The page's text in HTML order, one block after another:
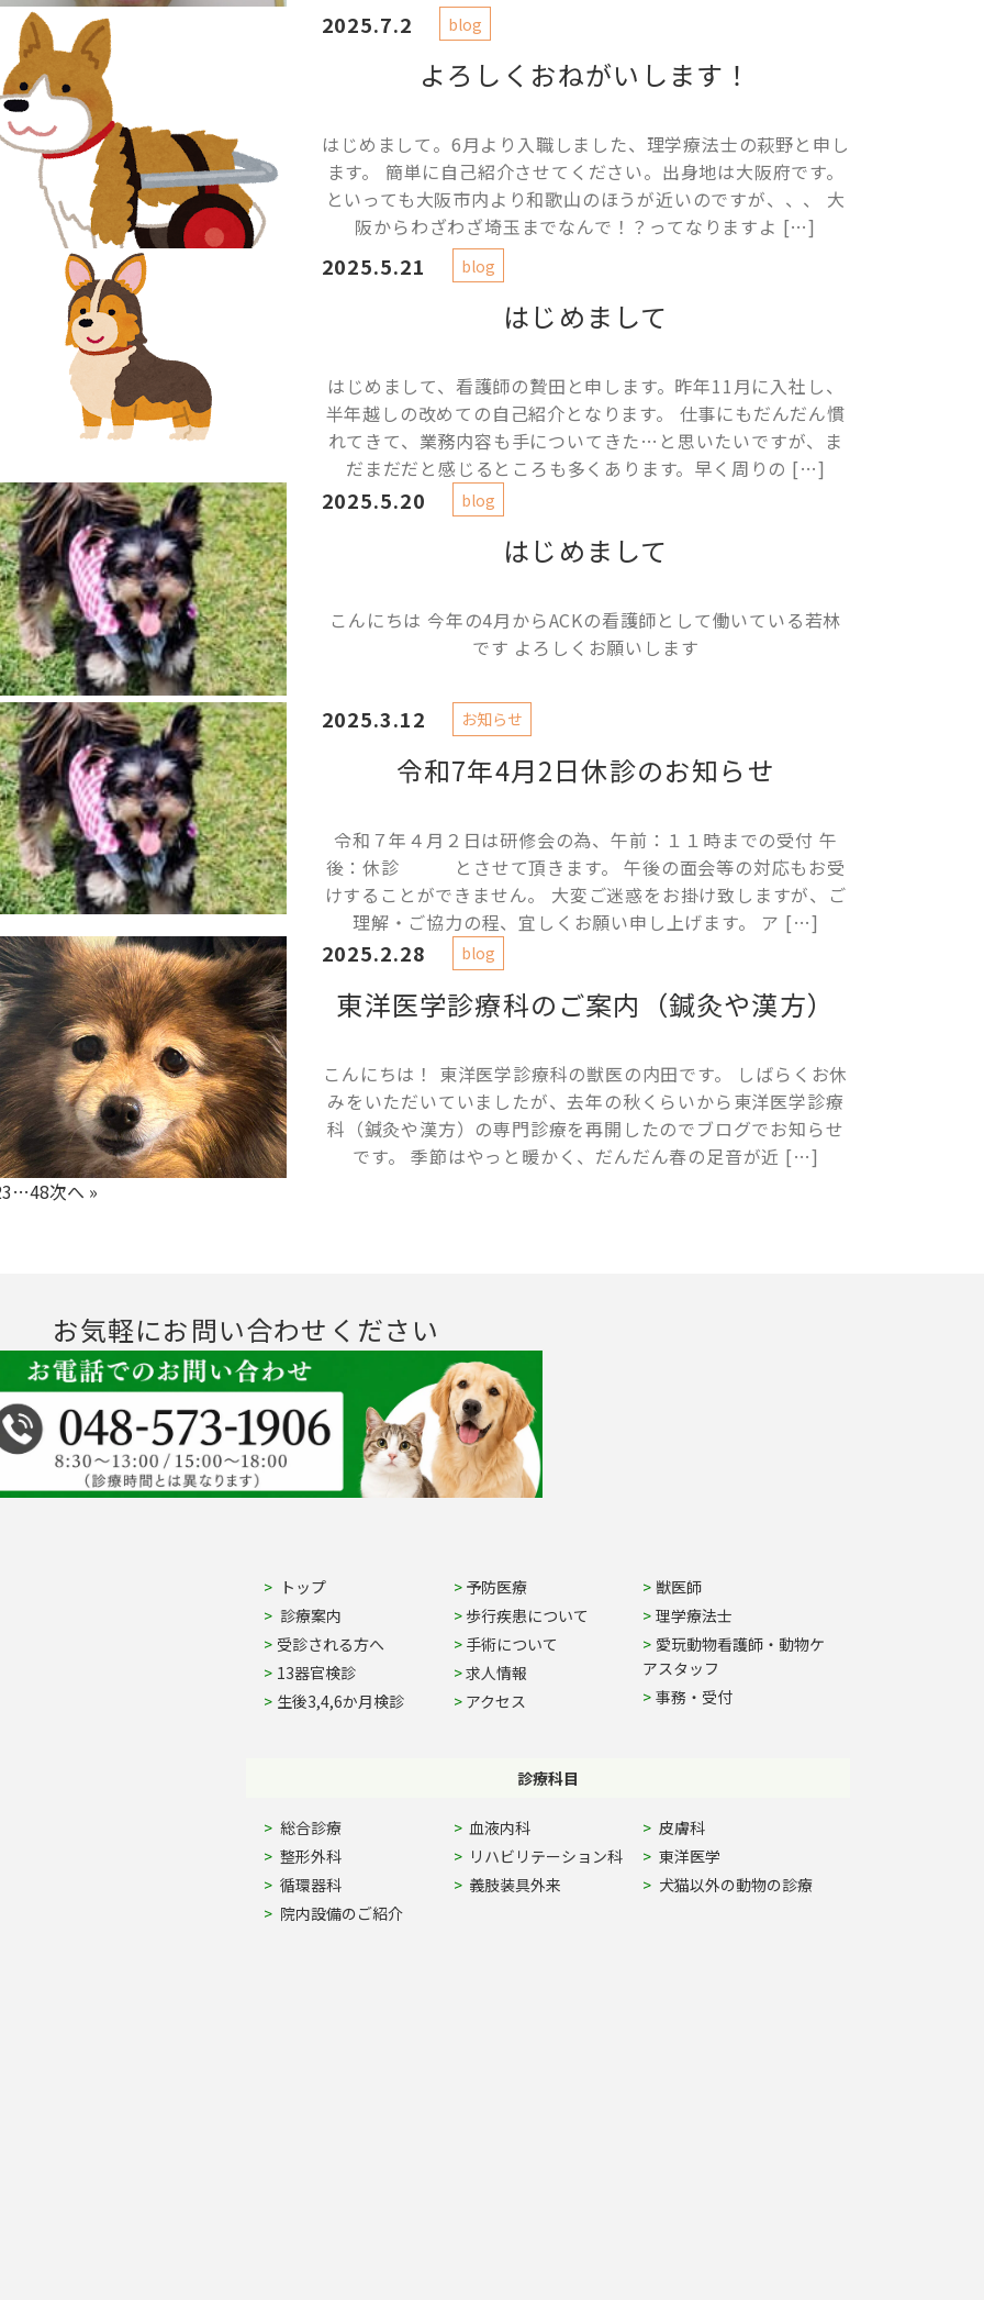
よろしくおねがいします！
2025.7.2 blog
はじめまして。6月より入職しました、理学療法士の萩野と申し
ます。 簡単に自己紹介させてください。出身地は大阪府です。
といっても大阪市内より和歌山のほうが近いのですが、、、 大
阪からわざわざ埼玉までなんで！？ってなりますよ […]
はじめまして
2025.5.21 blog
はじめまして、看護師の贄田と申します。昨年11月に入社し、
半年越しの改めての自己紹介となります。 仕事にもだんだん慣
れてきて、業務内容も手についてきた…と思いたいですが、ま
だまだだと感じるところも多くあります。早く周りの […]
はじめまして
2025.5.20 blog
こんにちは 今年の4月からACKの看護師として働いている若林
です よろしくお願いします
令和7年4月2日休診のお知らせ
2025.3.12 お知らせ
令和７年４月２日は研修会の為、午前：１１時までの受付 午
後：休診 とさせて頂きます。 午後の面会等の対応もお受
けすることができません。 大変ご迷惑をお掛け致しますが、ご
理解・ご協力の程、宜しくお願い申し上げます。 ア […]
東洋医学診療科のご案内（鍼灸や漢方）
2025.2.28 blog
こんにちは！ 東洋医学診療科の獣医の内田です。 しばらくお休
みをいただいていましたが、去年の秋くらいから東洋医学診療
科（鍼灸や漢方）の専門診療を再開したのでブログでお知らせ
です。 季節はやっと暖かく、だんだん春の足音が近 […]
3…48次へ »
お気軽にお問い合わせください
Site Navigation
トップ
診療案内
受診される方へ
13器官検診
生後3,4,6か月検診
予防医療
歩行疾患について
手術について
求人情報
アクセス
獣医師
理学療法士
愛玩動物看護師・動物ケ
アスタッフ
事務・受付
診療科目
Site Navigation
総合診療
整形外科
循環器科
院内設備のご紹介
血液内科
リハビリテーション科
義肢装具外来
皮膚科
東洋医学
犬猫以外の動物の診療